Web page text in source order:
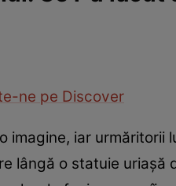
ne pe Discover
iar urmăritorii
lângă o statuie uriașă